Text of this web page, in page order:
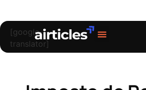
[google-
translator]